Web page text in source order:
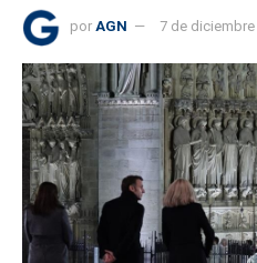
por AGN 7 de